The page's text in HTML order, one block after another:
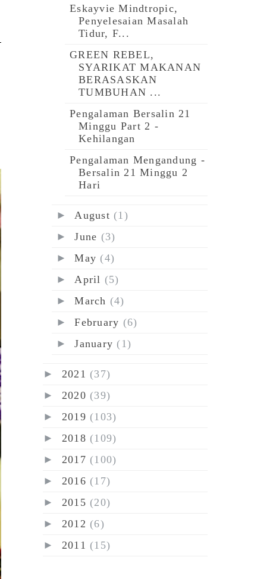
Eskayvie Mindtropic,
Penyelesaian Masalah
Tidur, F...
GREEN REBEL,
SYARIKAT MAKANAN
BERASASKAN
TUMBUHAN ...
Pengalaman Bersalin 21
Minggu Part 2 -
Kehilangan
Pengalaman Mengandung -
Bersalin 21 Minggu 2
Hari
► August (1)
►June (3)
►May (4)
► April (5)
►March (4)
►February (6)
►January (1)
► 2021 (37)
► 2020 (39)
► 2019 (103)
► 2018 (109)
► 2017 (100)
► 2016 (17)
► 2015 (20)
► 2012 (6)
► 2011 (15)